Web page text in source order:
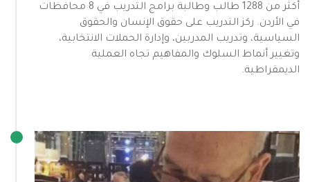
أكثر من 1288 طالب وطالبة برامج التدريب في 8 محافظات
في الأردن. ركز التدريب على حقوق الإنسان والحقوق
السياسية، وتدريب المدربين، وإدارة الحملات الانتخابية،
وتغيير أنماط السلوك والمفاهيم تجاه العملية
الديمقراطية.